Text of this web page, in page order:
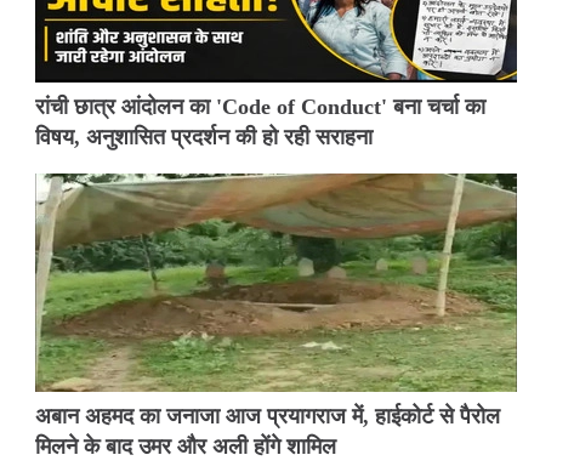
रांची छात्र आंदोलन का 'Code of Conduct' बना चर्चा का
विषय, अनुशासित प्रदर्शन की हो रही सराहना
अबान अहमद का जनाजा आज प्रयागराज में, हाईकोर्ट से पैरोल
मिलने के बाद उमर और अली होंगे शामिल